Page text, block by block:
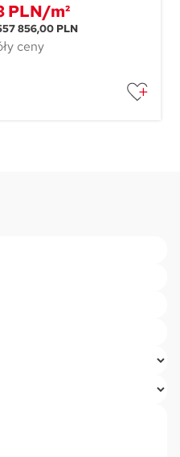
PLN/m²
856,00 PLN
ceny